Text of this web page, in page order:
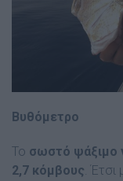
Βυθόμετρο
Το σωστό ψάξιμο
2,7 κόμβους .